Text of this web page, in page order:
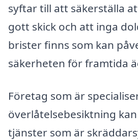
syftar till att säkerställa
gott skick och att inga
brister finns som kan
säkerheten för framtida
Företag som är
överlåtelsebesiktning
tjänster som är